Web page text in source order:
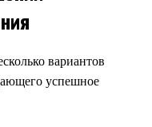
вариантов
успешное